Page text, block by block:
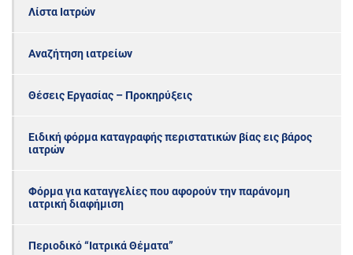
Λίστα Ιατρών
Αναζήτηση ιατρείων
Θέσεις Εργασίας – Προκηρύξεις
Ειδική φόρμα καταγραφής περιστατικών βίας εις βάρος
ιατρών
Φόρμα για καταγγελίες που αφορούν την παράνομη
ιατρική διαφήμιση
Περιοδικό “Ιατρικά Θέματα”